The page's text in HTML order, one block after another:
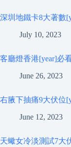
深圳地鐵卡8大著數
July 10, 2023
客廳燈香港[year]必
June 26, 2023
右腋下抽痛9大伏位
June 12, 2023
天蠍女冷淡測試7大